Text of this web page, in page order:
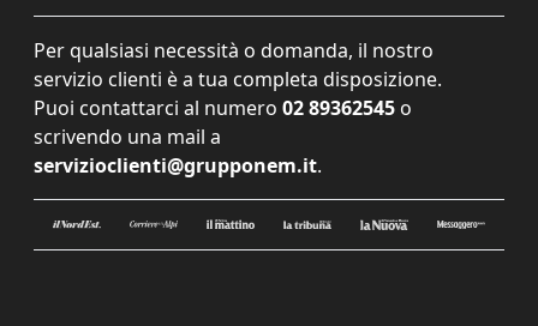
Per qualsiasi necessità o domanda, il nostro
servizio clienti è a tua completa disposizione.
Puoi contattarci al numero 02 89362545 o
scrivendo una mail a
servizioclienti@grupponem.it.